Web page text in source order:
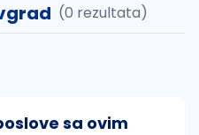
(0 rezultata)
sa ovim